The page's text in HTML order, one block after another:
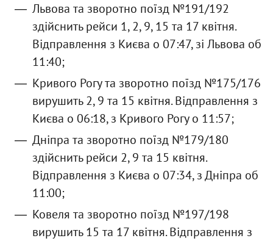
Львова та зворотно поїзд №191/192
здійснить рейси 1, 2, 9, 15 та 17 квітня.
Відправлення з Києва о 07:47, зі Львова об
11:40;
Кривого Рогу та зворотно поїзд №175/176
вирушить 2, 9 та 15 квітня. Відправлення з
Києва о 06:18, з Кривого Рогу о 11:57;
Дніпра та зворотно поїзд №179/180
здійснить рейси 2, 9 та 15 квітня.
Відправлення з Києва о 07:34, з Дніпра об
11:00;
Ковеля та зворотно поїзд №197/198
вирушить 15 та 17 квітня. Відправлення з